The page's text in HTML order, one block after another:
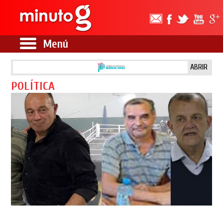
Menú
ABRIR
POLÍTICA